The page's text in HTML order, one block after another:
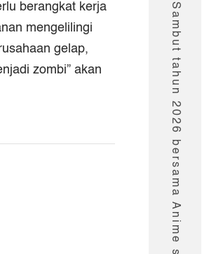
berangkat kerja
mengelilingi
gelap,
zombi” akan
Sambut tahun 2026 bersama Anime seru Muse!